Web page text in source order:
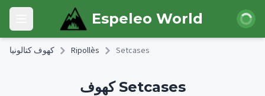
Skip to main content
Open main menu Espeleo World الدخول
كهوف كتالونيا Ripollès Setcases
كهوف Setcases